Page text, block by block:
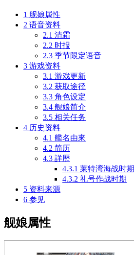
1 舰娘属性
2 语音资料
2.1 清霜
2.2 时报
2.3 季节限定语音
3 游戏资料
3.1 游戏更新
3.2 获取途径
3.3 角色设定
3.4 舰娘简介
3.5 相关任务
4 历史资料
4.1 艦名由來
4.2 简历
4.3 詳歷
4.3.1 莱特湾海战时期
4.3.2 礼号作战时期
5 资料来源
6 参见
舰娘属性